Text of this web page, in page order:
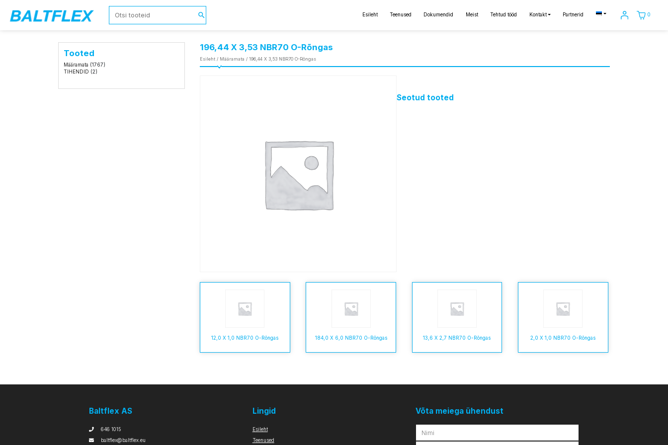
Esileht Teenused Dokumendid Meist Tehtud tööd Kontakt Partnerid 0
Tooted
Määramata (1767)
TIHENDID (2)
196,44 X 3,53 NBR70 O-Rõngas
Esileht / Määramata / 196,44 X 3,53 NBR70 O-Rõngas
Seotud tooted
12,0 X 1,0 NBR70 O-Rõngas 184,0 X 6,0 NBR70 O-Rõngas 13,6 X 2,7 NBR70 O-Rõngas 2,0 X 1,0 NBR70 O-Rõngas
Baltflex AS
646 1015
baltflex@baltflex.eu
Lingid
Esileht
Teenused
Võta meiega ühendust